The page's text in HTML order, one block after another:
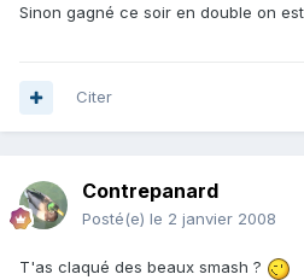
Sinon gagné ce soir en double on
Citer
Contrepanard
Posté(e) le 2 janvier 2008
T'as claqué des beaux smash ?